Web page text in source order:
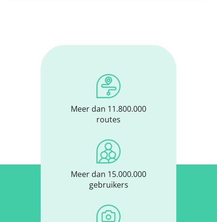
Meer dan 11.800.000
routes
Meer dan 15.000.000
gebruikers